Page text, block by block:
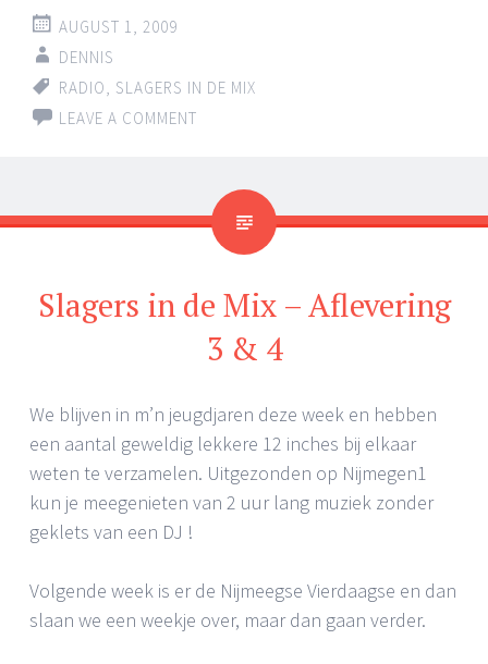
AUGUST 1, 2009
DENNIS
RADIO, SLAGERS IN DE MIX
LEAVE A COMMENT
Slagers in de Mix – Aflevering
3 & 4
We blijven in m’n jeugdjaren deze week en hebben
een aantal geweldig lekkere 12 inches bij elkaar
weten te verzamelen. Uitgezonden op Nijmegen1
kun je meegenieten van 2 uur lang muziek zonder
geklets van een DJ !
Volgende week is er de Nijmeegse Vierdaagse en dan
slaan we een weekje over, maar dan gaan verder.